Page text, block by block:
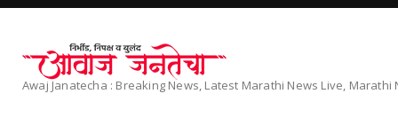
Awaj Janatecha : Breaking News, Latest Marathi News Live, Marathi